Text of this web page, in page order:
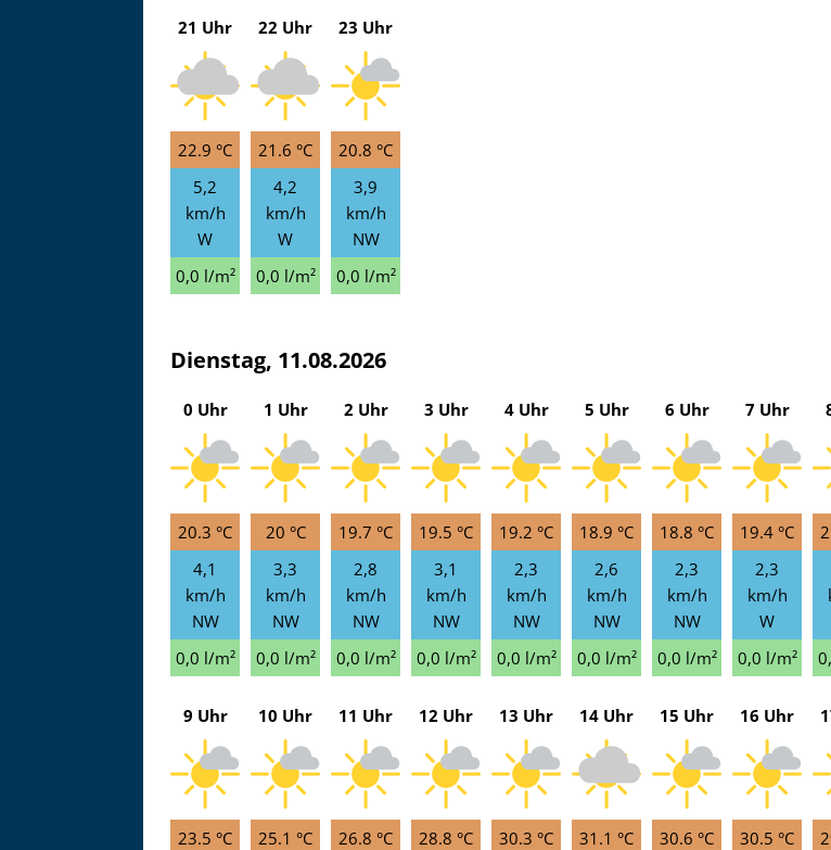
21 Uhr
22.9 °C
5,2
km/h
W
0,0 l/m²
22 Uhr
21.6 °C
4,2
km/h
W
0,0 l/m²
23 Uhr
20.8 °C
3,9
km/h
NW
0,0 l/m²
Dienstag, 11.08.2026
0 Uhr
20.3 °C
4,1
km/h
NW
0,0 l/m²
1 Uhr
20 °C
3,3
km/h
NW
0,0 l/m²
2 Uhr
19.7 °C
2,8
km/h
NW
0,0 l/m²
3 Uhr
19.5 °C
3,1
km/h
NW
0,0 l/m²
4 Uhr
19.2 °C
2,3
km/h
NW
0,0 l/m²
5 Uhr
18.9 °C
2,6
km/h
NW
0,0 l/m²
6 Uhr
18.8 °C
2,3
km/h
NW
0,0 l/m²
7 Uhr
19.4 °C
2,3
km/h
W
0,0 l/m²
9 Uhr
23.5 °C
10 Uhr
25.1 °C
11 Uhr
26.8 °C
12 Uhr
28.8 °C
13 Uhr
30.3 °C
14 Uhr
31.1 °C
15 Uhr
30.6 °C
16 Uhr
30.5 °C